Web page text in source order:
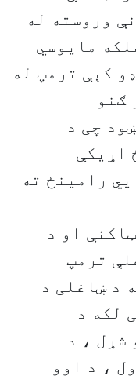
وروسته له
مايوسي
کېې ترمپ له
ګنو
چی د
اړیکې
رامینځ ته
او د
ترمپ
د ښاغلی د
لکه د
شړل ، د
، د اوو